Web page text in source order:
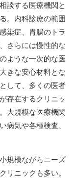
談する医療機関と
。内科診療の範囲
染症、胃腸のトラ
さらには慢性的な
ような一次的な医
きな安心材料とな
して、多くの医者
存在するクリニッ
大規模な医療機関
病気や各種検査、
規模ながらニーズ
リニックも多い。